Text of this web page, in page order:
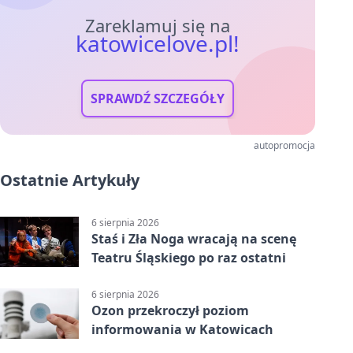
Zareklamuj się na
katowicelove.pl!
SPRAWDŹ SZCZEGÓŁY
autopromocja
Ostatnie Artykuły
6 sierpnia 2026
Staś i Zła Noga wracają na scenę
Teatru Śląskiego po raz ostatni
6 sierpnia 2026
Ozon przekroczył poziom
informowania w Katowicach